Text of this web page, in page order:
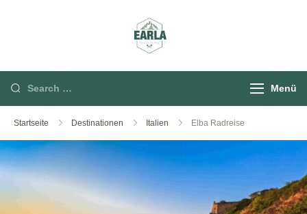
Menü
Startseite Destinationen Italien Elba Radreise